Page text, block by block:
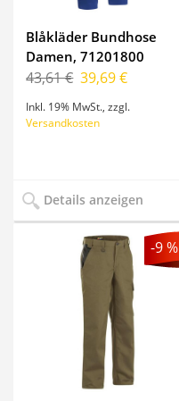
Blåkläder Bundhose
Damen, 71201800
43,61 € 39,69 €
Inkl. 19% MwSt. ,zzgl.
Versandkosten
Details anzeigen
-9 %